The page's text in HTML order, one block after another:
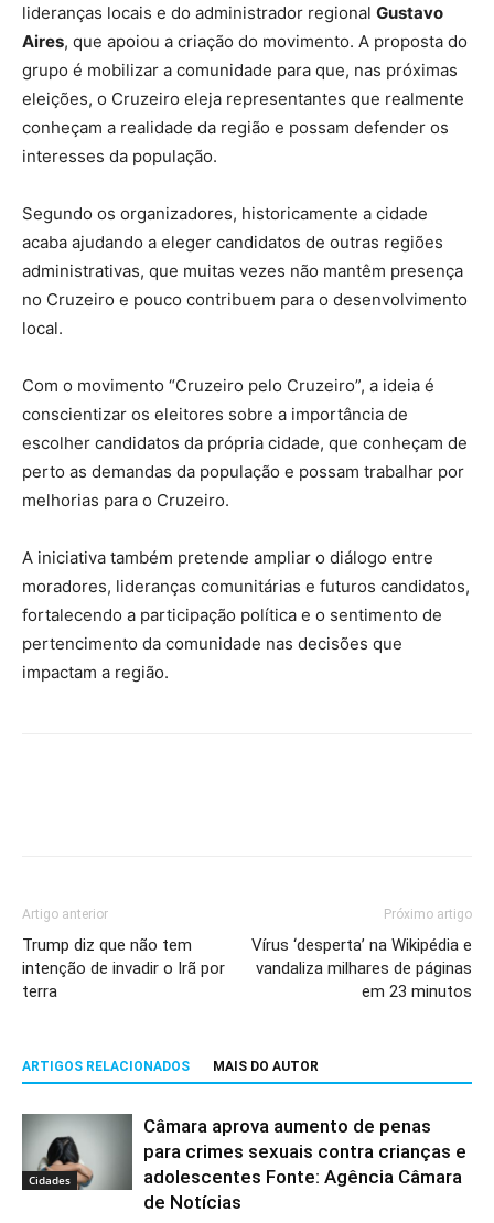
lideranças locais e do administrador regional Gustavo
Aires, que apoiou a criação do movimento. A proposta do
grupo é mobilizar a comunidade para que, nas próximas
eleições, o Cruzeiro eleja representantes que realmente
conheçam a realidade da região e possam defender os
interesses da população.
Segundo os organizadores, historicamente a cidade
acaba ajudando a eleger candidatos de outras regiões
administrativas, que muitas vezes não mantêm presença
no Cruzeiro e pouco contribuem para o desenvolvimento
local.
Com o movimento “Cruzeiro pelo Cruzeiro”, a ideia é
conscientizar os eleitores sobre a importância de
escolher candidatos da própria cidade, que conheçam de
perto as demandas da população e possam trabalhar por
melhorias para o Cruzeiro.
A iniciativa também pretende ampliar o diálogo entre
moradores, lideranças comunitárias e futuros candidatos,
fortalecendo a participação política e o sentimento de
pertencimento da comunidade nas decisões que
impactam a região.
Artigo anterior
Trump diz que não tem
intenção de invadir o Irã por
terra
Próximo artigo
Vírus ‘desperta’ na Wikipédia e
vandaliza milhares de páginas
em 23 minutos
ARTIGOS RELACIONADOS MAIS DO AUTOR
Cidades
Câmara aprova aumento de penas
para crimes sexuais contra crianças e
adolescentes Fonte: Agência Câmara
de Notícias